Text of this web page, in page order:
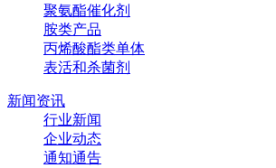
聚氨酯催化剂
胺类产品
丙烯酸酯类单体
表活和杀菌剂
新闻资讯
行业新闻
企业动态
通知通告